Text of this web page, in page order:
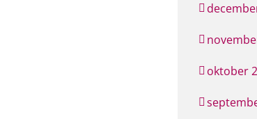
oktober